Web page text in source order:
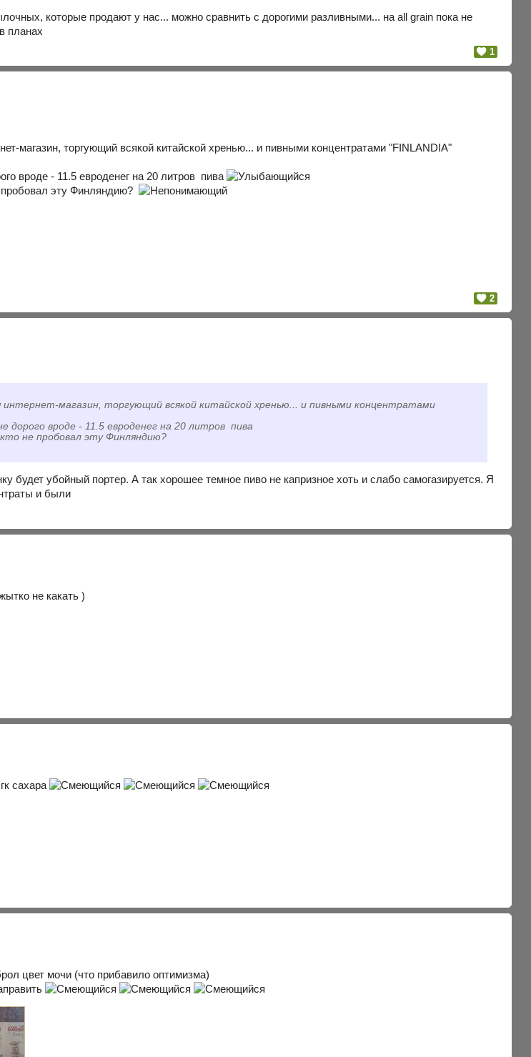
которые продают у нас... можно сравнить с дорогими разливными... на all grain пока не
планах
1
магазин, торгующий всякой китайской хренью... и пивными концентратами "FINLANDIA"
вроде - 11.5 евроденег на 20 литров пива
эту Финляндию?
2
магазин, торгующий всякой китайской хренью... и пивными концентратами
дорого вроде - 11.5 евроденег на 20 литров пива
не пробовал эту Финляндию?
будет убойный портер. А так хорошее темное пиво не капризное хоть и слабо самогазируется. Я
и были
не какать )
сахара
цвет мочи (что прибавило оптимизма)